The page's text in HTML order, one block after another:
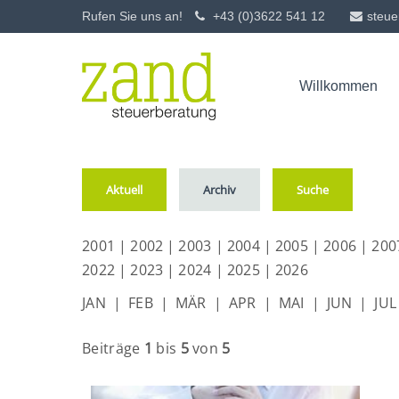
Benutzername
Passwort
Anmelden
Lorem
Mon -
Rufen Sie uns an! +43 (0)3622 541 12
Willkommen
Klienten-Info -
Aktuell Archiv Suche
2001 |2002 |2003 | 2004| 2005 |2006 |
2022 |2023 |2024 | 2025| 2026
JAN | FEB| MÄR | APR | MAI | JUN | JUL
Beiträge 1 bis 5von 5